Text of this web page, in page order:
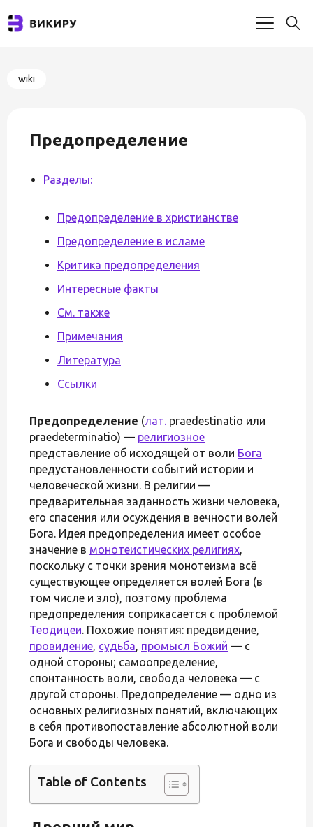
wiki
Предопределение
Разделы:
Предопределение в христианстве
Предопределение в исламе
Критика предопределения
Интересные факты
См. также
Примечания
Литература
Ссылки
Предопределение (лат. praedestinatio или
praedeterminatio) — религиозное
представление об исходящей от воли Бога
предустановленности событий истории и
человеческой жизни. В религии —
предварительная заданность жизни человека,
его спасения или осуждения в вечности волей
Бога. Идея предопределения имеет особое
значение в монотеистических религиях,
поскольку с точки зрения монотеизма всё
существующее определяется волей Бога (в
том числе и зло), поэтому проблема
предопределения соприкасается с проблемой
Теодицеи. Похожие понятия: предвидение,
провидение, судьба, промысл Божий — с
одной стороны; самоопределение,
спонтанность воли, свобода человека — с
другой стороны. Предопределение — одно из
основных религиозных понятий, включающих
в себя противопоставление абсолютной воли
Бога и свободы человека.
Table of Contents